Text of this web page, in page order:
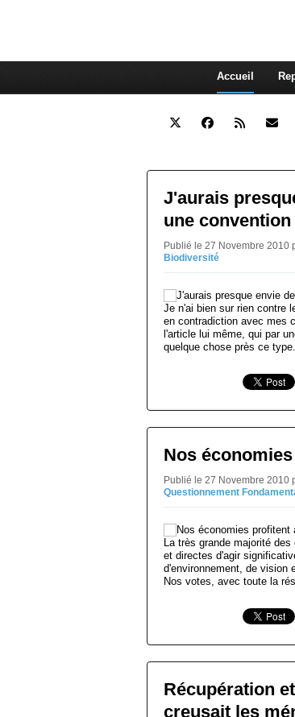
Accueil
J'aurais
une
Publié le 27 Novembre 2010
Biodiversité
Je n'ai bien sur rien contre
en contradiction avec mes
l'article lui même, qui par
quelque chose près ce
Nos
Publié le 27 Novembre 2010
Questionnement
La très grande majorité
et directes d'agir
d'environnement, de vision
Nos votes, avec toute la
Récupération
creusait les